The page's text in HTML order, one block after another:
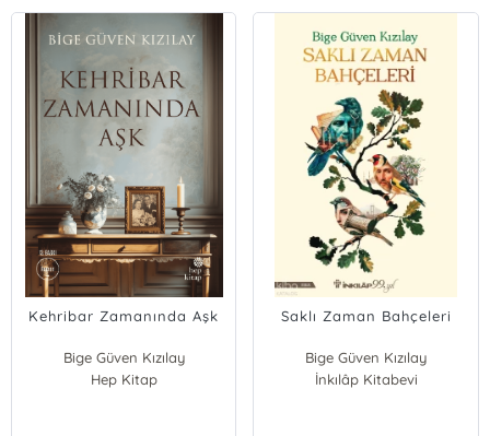
Kehribar Zamanında Aşk
Bige Güven Kızılay
Hep Kitap
Saklı Zaman Bahçeleri
Bige Güven Kızılay
İnkılâp Kitabevi